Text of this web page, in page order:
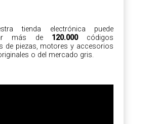
tienda electrónica puede
más de 120.000códigos
de piezas, motores y accesorios
o del mercado gris.